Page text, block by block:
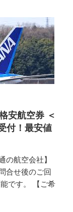
安航空券 ＜
付！最安値
の航空会社】
合せ後のご回
です。 【ご希